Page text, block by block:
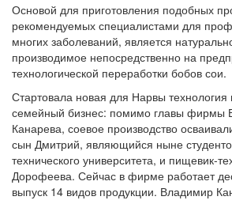
Основой для приготовления подобных
рекомендуемых специалистами для
многих заболеваний, является
производимое непосредственно на
технологической переработки бобов сои.
Стартовала новая для Нарвы технология
семейный бизнес: помимо главы фирмы
Канарева, соевое производство
сын Дмитрий, являющийся ныне
технического университета, и пищевик-
Дорофеева. Сейчас в фирме работает
выпуск 14 видов продукции. Владимир